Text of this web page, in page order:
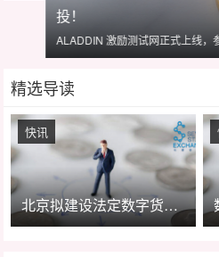
ALADDIN 激励测试网正式上线，参与试
精选导读
北京拟建设法定数字货币试验区和数字金融体系
快讯